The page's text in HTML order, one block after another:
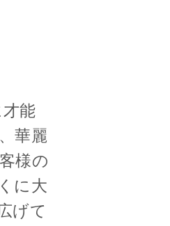
能
華麗
様の
に大
げて